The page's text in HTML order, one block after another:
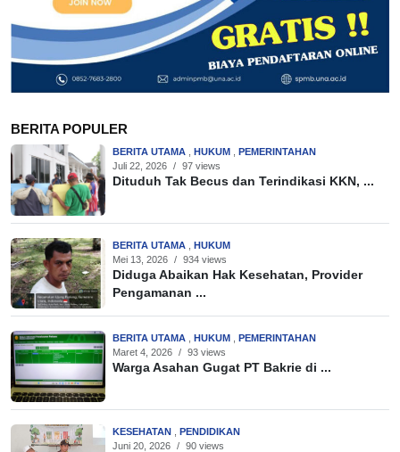
BERITA POPULER
BERITA UTAMA HUKUM
PEMERINTAHAN
Juli 22, 2026 / 97 views
Dituduh Tak Becus dan Terindikasi KKN, ...
BERITA UTAMA
HUKUM
Mei 13, 2026 / 934 views
Diduga Abaikan Hak Kesehatan, Provider
Pengamanan ...
BERITA UTAMA HUKUM
PEMERINTAHAN
Maret 4, 2026 / 93 views
Warga Asahan Gugat PT Bakrie di ...
KESEHATAN
PENDIDIKAN
Juni 20, 2026 / 90 views